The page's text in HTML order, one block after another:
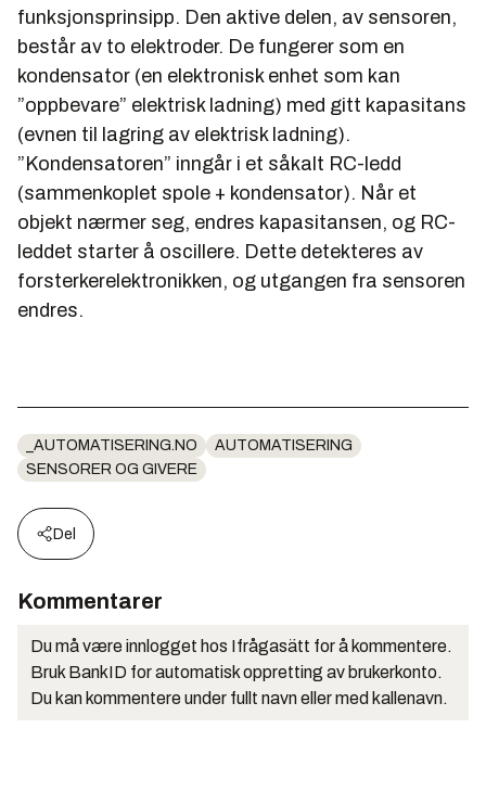
funksjonsprinsipp. Den aktive delen, av sensoren,
består av to elektroder. De fungerer som en
kondensator (en elektronisk enhet som kan
”oppbevare” elektrisk ladning) med gitt kapasitans
(evnen til lagring av elektrisk ladning).
”Kondensatoren” inngår i et såkalt RC-ledd
(sammenkoplet spole + kondensator). Når et
objekt nærmer seg, endres kapasitansen, og RC-
leddet starter å oscillere. Dette detekteres av
forsterkerelektronikken, og utgangen fra sensoren
endres.
_AUTOMATISERING.NO
AUTOMATISERING
SENSORER OG GIVERE
Del
Kommentarer
Du må være innlogget hos Ifrågasätt for å kommentere.
Bruk BankID for automatisk oppretting av brukerkonto.
Du kan kommentere under fullt navn eller med kallenavn.